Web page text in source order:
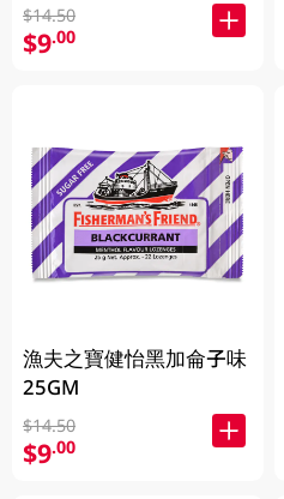
$14.50
$9.00
漁夫之寶健怡黑加侖子味
25GM
$14.50
$9.00